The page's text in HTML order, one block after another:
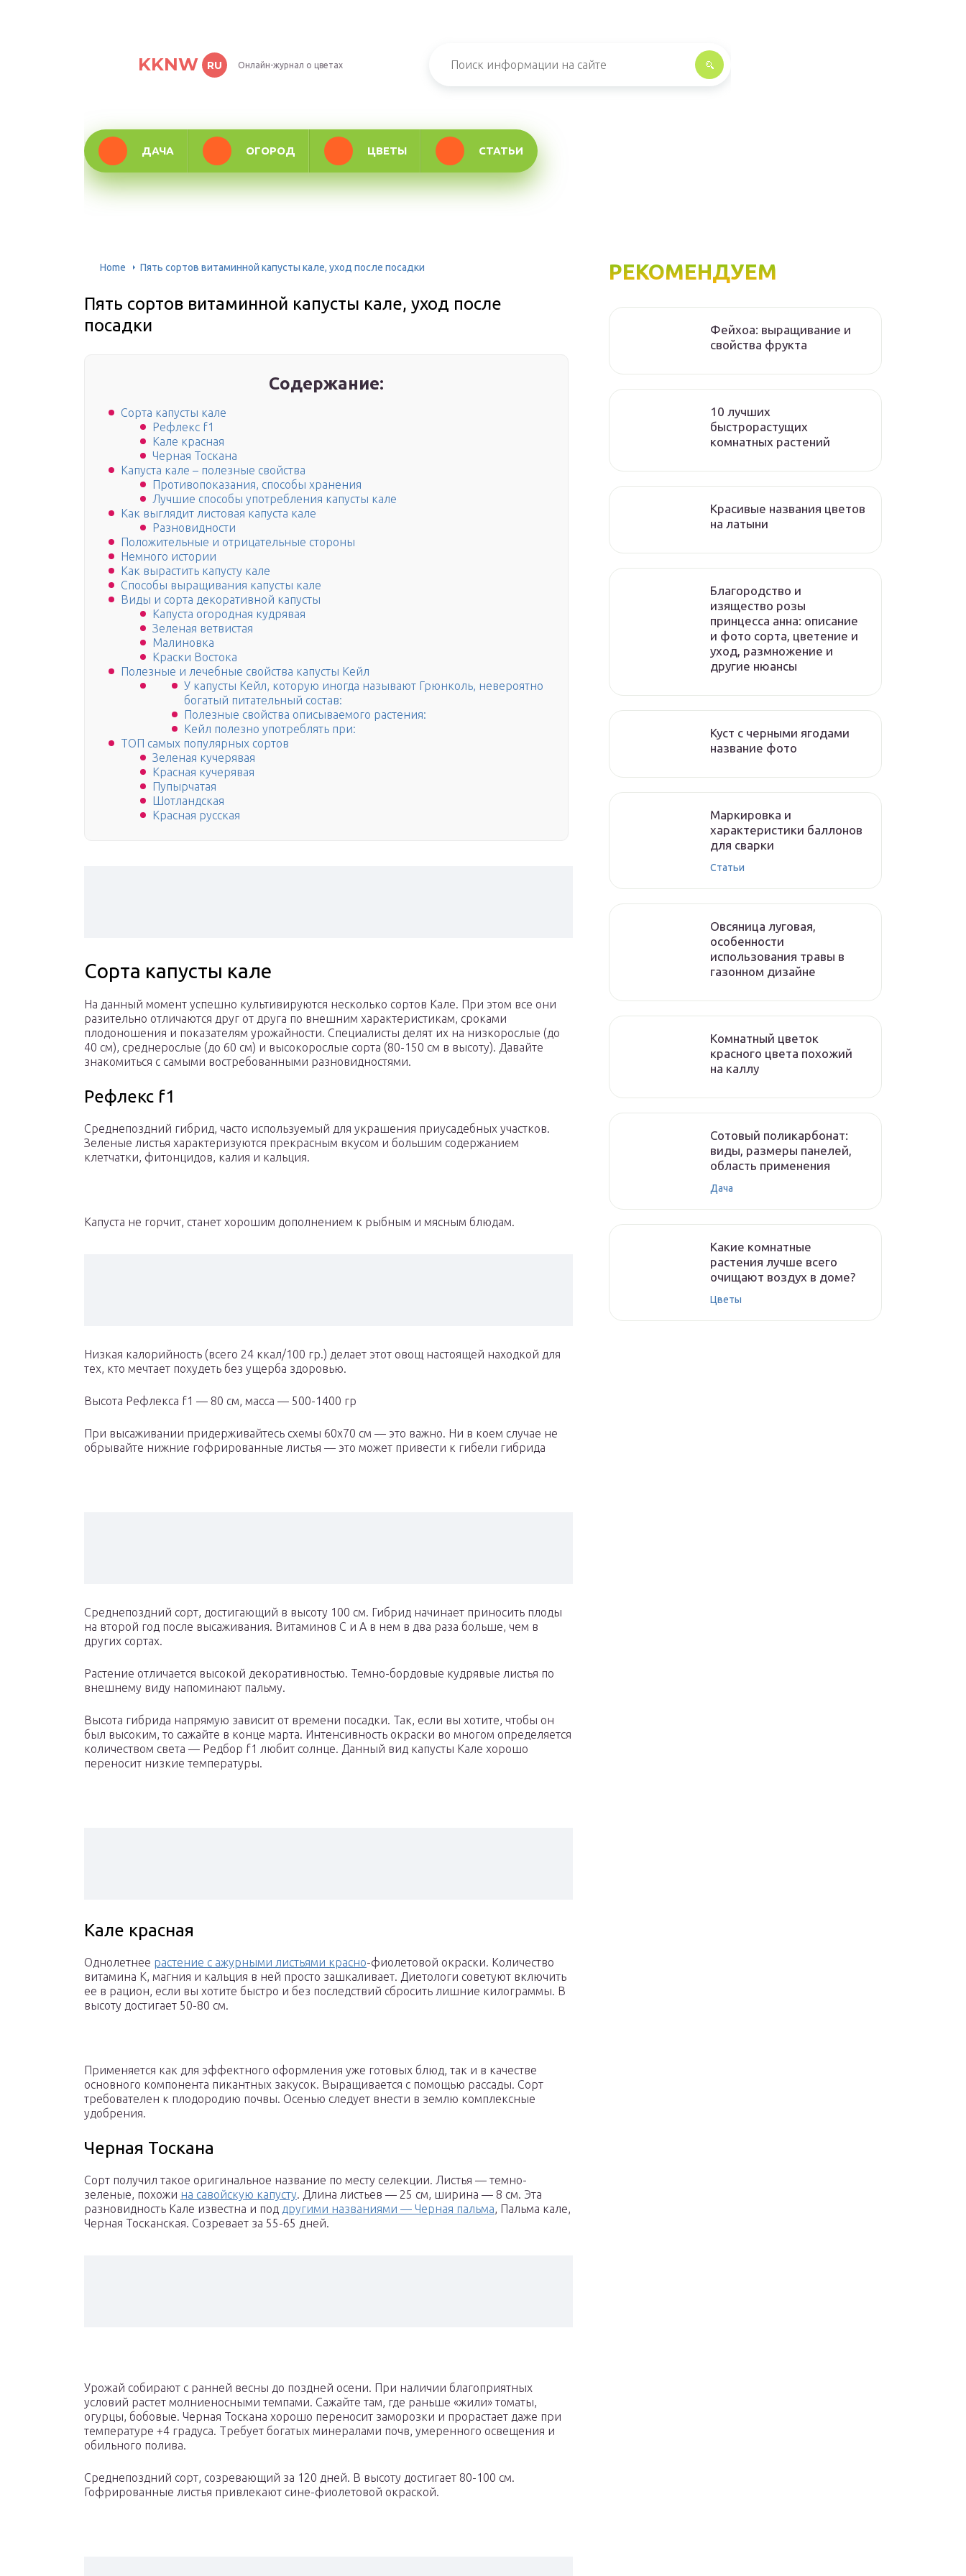
KKNW RU Онлайн-журнал о цветах
ДАЧА ОГОРОД ЦВЕТЫ СТАТЬИ
Home Пять сортов витаминной капусты кале, уход после посадки
Пять сортов витаминной капусты кале, уход после
посадки
Содержание:
Сорта капусты кале
Рефлекс f1
Кале красная
Черная Тоскана
Капуста кале – полезные свойства
Противопоказания, способы хранения
Лучшие способы употребления капусты кале
Как выглядит листовая капуста кале
Разновидности
Положительные и отрицательные стороны
Немного истории
Как вырастить капусту кале
Способы выращивания капусты кале
Виды и сорта декоративной капусты
Капуста огородная кудрявая
Зеленая ветвистая
Малиновка
Краски Востока
Полезные и лечебные свойства капусты Кейл
У капусты Кейл, которую иногда называют Грюнколь, невероятно
богатый питательный состав:
Полезные свойства описываемого растения:
Кейл полезно употреблять при:
ТОП самых популярных сортов
Зеленая кучерявая
Красная кучерявая
Пупырчатая
Шотландская
Красная русская
Сорта капусты кале
На данный момент успешно культивируются несколько сортов Кале. При этом все они
разительно отличаются друг от друга по внешним характеристикам, сроками
плодоношения и показателям урожайности. Специалисты делят их на низкорослые (до
40 см), среднерослые (до 60 см) и высокорослые сорта (80-150 см в высоту). Давайте
знакомиться с самыми востребованными разновидностями.
Рефлекс f1
Среднепоздний гибрид, часто используемый для украшения приусадебных участков.
Зеленые листья характеризуются прекрасным вкусом и большим содержанием
клетчатки, фитонцидов, калия и кальция.
Капуста не горчит, станет хорошим дополнением к рыбным и мясным блюдам.
Низкая калорийность (всего 24 ккал/100 гр.) делает этот овощ настоящей находкой для
тех, кто мечтает похудеть без ущерба здоровью.
Высота Рефлекса f1 — 80 см, масса — 500-1400 гр
При высаживании придерживайтесь схемы 60х70 см — это важно. Ни в коем случае не
обрывайте нижние гофрированные листья — это может привести к гибели гибрида
Среднепоздний сорт, достигающий в высоту 100 см. Гибрид начинает приносить плоды
на второй год после высаживания. Витаминов С и А в нем в два раза больше, чем в
других сортах.
Растение отличается высокой декоративностью. Темно-бордовые кудрявые листья по
внешнему виду напоминают пальму.
Высота гибрида напрямую зависит от времени посадки. Так, если вы хотите, чтобы он
был высоким, то сажайте в конце марта. Интенсивность окраски во многом определяется
количеством света — Редбор f1 любит солнце. Данный вид капусты Кале хорошо
переносит низкие температуры.
Кале красная
Однолетнее растение с ажурными листьями красно-фиолетовой окраски. Количество
витамина К, магния и кальция в ней просто зашкаливает. Диетологи советуют включить
ее в рацион, если вы хотите быстро и без последствий сбросить лишние килограммы. В
высоту достигает 50-80 см.
Применяется как для эффектного оформления уже готовых блюд, так и в качестве
основного компонента пикантных закусок. Выращивается с помощью рассады. Сорт
требователен к плодородию почвы. Осенью следует внести в землю комплексные
удобрения.
Черная Тоскана
Сорт получил такое оригинальное название по месту селекции. Листья — темно-
зеленые, похожи на савойскую капусту. Длина листьев — 25 см, ширина — 8 см. Эта
разновидность Кале известна и под другими названиями — Черная пальма, Пальма кале,
Черная Тосканская. Созревает за 55-65 дней.
Урожай собирают с ранней весны до поздней осени. При наличии благоприятных
условий растет молниеносными темпами. Сажайте там, где раньше «жили» томаты,
огурцы, бобовые. Черная Тоскана хорошо переносит заморозки и прорастает даже при
температуре +4 градуса. Требует богатых минералами почв, умеренного освещения и
обильного полива.
Среднепоздний сорт, созревающий за 120 дней. В высоту достигает 80-100 см.
Гофрированные листья привлекают сине-фиолетовой окраской.
РЕКОМЕНДУЕМ
Фейхоа: выращивание и
свойства фрукта
10 лучших
быстрорастущих
комнатных растений
Красивые названия цветов
на латыни
Благородство и
изящество розы
принцесса анна: описание
и фото сорта, цветение и
уход, размножение и
другие нюансы
Куст с черными ягодами
название фото
Маркировка и
характеристики баллонов
для сварки
Статьи
Овсяница луговая,
особенности
использования травы в
газонном дизайне
Комнатный цветок
красного цвета похожий
на каллу
Сотовый поликарбонат:
виды, размеры панелей,
область применения
Дача
Какие комнатные
растения лучше всего
очищают воздух в доме?
Цветы